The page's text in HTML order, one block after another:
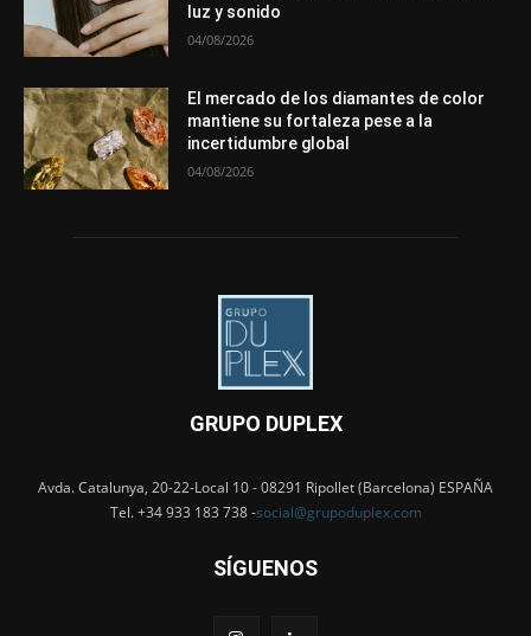
luz y sonido
04/08/2026
El mercado de los diamantes de color
mantiene su fortaleza pese a la
incertidumbre global
04/08/2026
GRUPO DUPLEX
Avda. Catalunya, 20-22-Local 10 - 08291 Ripollet (Barcelona) ESPAÑA
Tel. +34 933 183 738 -social@grupoduplex.com
SÍGUENOS